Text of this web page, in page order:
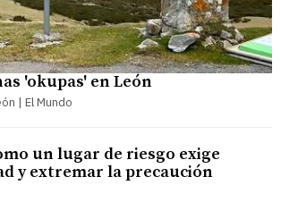
'okupas' en León
| El Mundo
un lugar de riesgo exige
y extremar la precaución